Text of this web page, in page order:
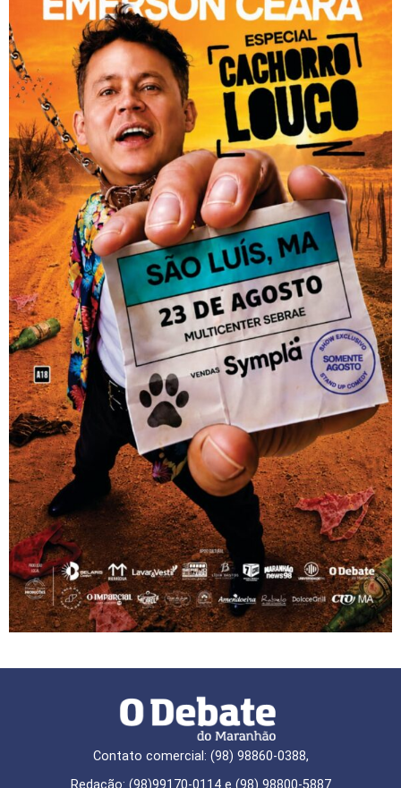
Contato comercial: (98) 98860-0388,
Redação: (98)99170-0114 e (98) 98800-5887